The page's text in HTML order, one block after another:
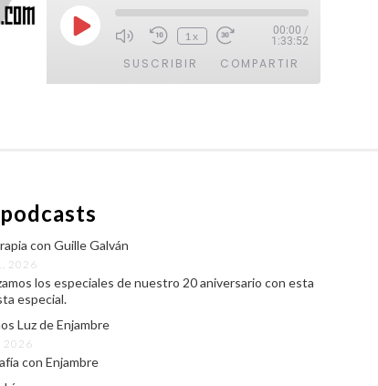
Reproducir
episodio
1x 00:00 /
1:33:52
SUSCRIBIR COMPARTIR
con Guille Galván
2026
los especiales de nuestro 20 aniversario con esta
especial.
Luz de Enjambre
2026
con Enjambre